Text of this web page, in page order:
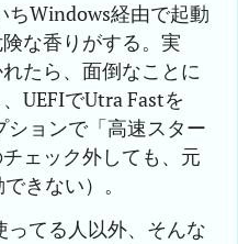
ちWindows経由で起動
な香りがする。実
たら、面倒なことに
UEFIでUtra Fastを
ョンで「高速スター
ェック外しても、元
きない）。
ってる人以外、そんな